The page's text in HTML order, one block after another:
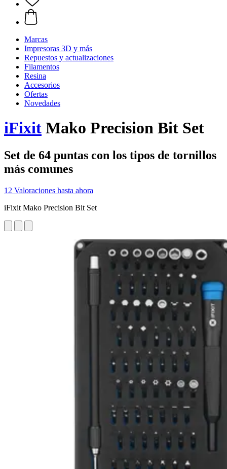
Marcas
Impresoras 3D y más
Repuestos y actualizaciones
Filamentos
Resina
Accesorios
Ofertas
Novedades
iFixit Mako Precision Bit Set
Set de 64 puntas con los tipos de tornillos
más comunes
12 Valoraciones hasta ahora
iFixit Mako Precision Bit Set